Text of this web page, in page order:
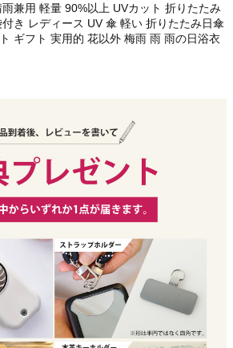
兼用 軽量 90%以上 UVカット 折りたたみ
き レディース UV 傘 軽い 折りたたみ日傘
ギフト 実用的 花以外 梅雨 雨 雨の日浴衣